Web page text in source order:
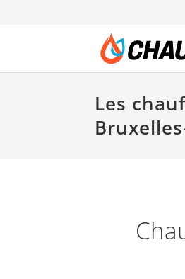
Les